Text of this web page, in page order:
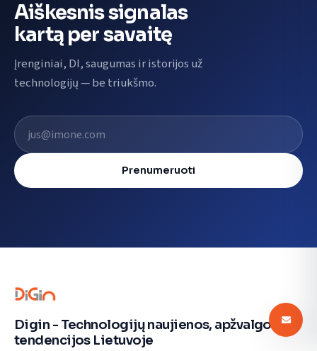
Aiškesnis signalas
kartą per savaitę
Įrenginiai, DI, saugumas ir istorijos už
technologijų — be triukšmo.
El. pašto adresas
Prenumeruoti
Digin - Technologijų naujienos, apžvalgos ir
tendencijos Lietuvoje